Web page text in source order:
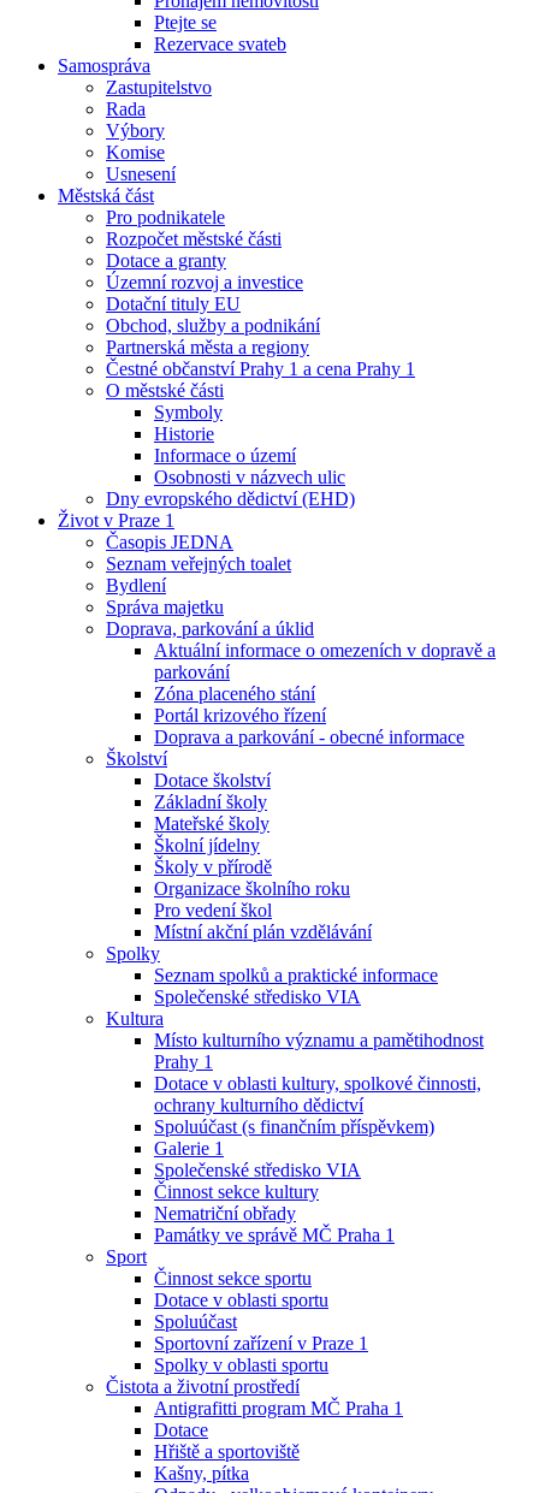
Ptejte se
Rezervace svateb
Samospráva
Zastupitelstvo
Rada
Výbory
Komise
Usnesení
Městská část
Pro podnikatele
Rozpočet městské části
Dotace a granty
Územní rozvoj a investice
Dotační tituly EU
Obchod, služby a podnikání
Partnerská města a regiony
Čestné občanství Prahy 1 a cena Prahy 1
O městské části
Symboly
Historie
Informace o území
Osobnosti v názvech ulic
Dny evropského dědictví (EHD)
Život v Praze 1
Časopis JEDNA
Seznam veřejných toalet
Bydlení
Správa majetku
Doprava, parkování a úklid
Aktuální informace o omezeních v dopravě a
parkování
Zóna placeného stání
Portál krizového řízení
Doprava a parkování - obecné informace
Školství
Dotace školství
Základní školy
Mateřské školy
Školní jídelny
Školy v přírodě
Organizace školního roku
Pro vedení škol
Místní akční plán vzdělávání
Spolky
Seznam spolků a praktické informace
Společenské středisko VIA
Kultura
Místo kulturního významu a pamětihodnost
Prahy 1
Dotace v oblasti kultury, spolkové činnosti,
ochrany kulturního dědictví
Spoluúčast (s finančním příspěvkem)
Galerie 1
Společenské středisko VIA
Činnost sekce kultury
Nematriční obřady
Památky ve správě MČ Praha 1
Sport
Činnost sekce sportu
Dotace v oblasti sportu
Spoluúčast
Sportovní zařízení v Praze 1
Spolky v oblasti sportu
Čistota a životní prostředí
Antigrafitti program MČ Praha 1
Dotace
Hřiště a sportoviště
Kašny, pítka